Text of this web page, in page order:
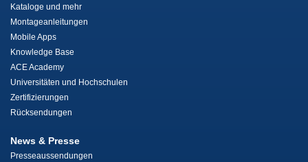
Kataloge und mehr
Montageanleitungen
Mobile Apps
Knowledge Base
ACE Academy
Universitäten und Hochschulen
Zertifizierungen
Rücksendungen
News & Presse
Presseaussendungen